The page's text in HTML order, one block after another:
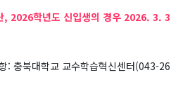
2026학년도 신입생의 경우 2026. 3.
: 충북대학교 교수학습혁신센터(043-